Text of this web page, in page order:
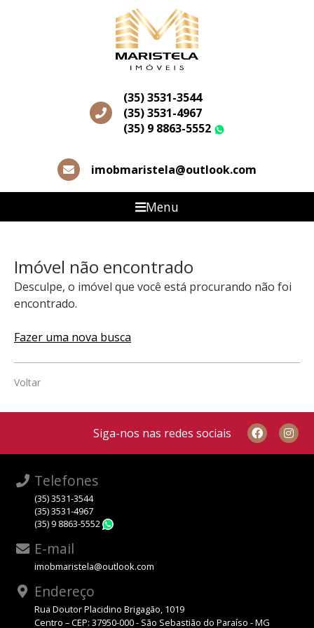
(35) 3531-3544
(35) 3531-4967
(35) 9 8863-5552
imobmaristela@outlook.com
Menu
Imóvel não encontrado
Desculpe, o imóvel que você está procurando não foi
encontrado.
Fazer uma nova busca
Voltar
Siga-nos nas redes sociais
Telefones
(35) 3531-3544
(35) 3531-4967
(35) 9 8863-5552
E-mail
imobmaristela@outlook.com
Endereço
Rua Doutor Placidino Brigagão, 1019
Centro – CEP: 37950-000 - São Sebastião do Paraíso - MG